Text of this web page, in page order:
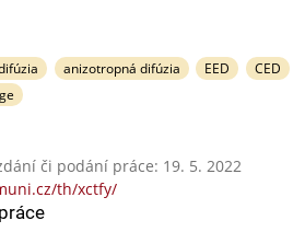
anizotropná difúzia EED
CED
či podání práce: 19. 5. 2022
th/xctfy/